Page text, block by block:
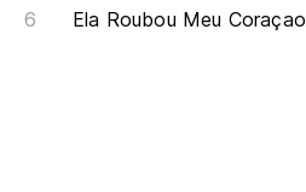
Ela Roubou Meu Coraçao